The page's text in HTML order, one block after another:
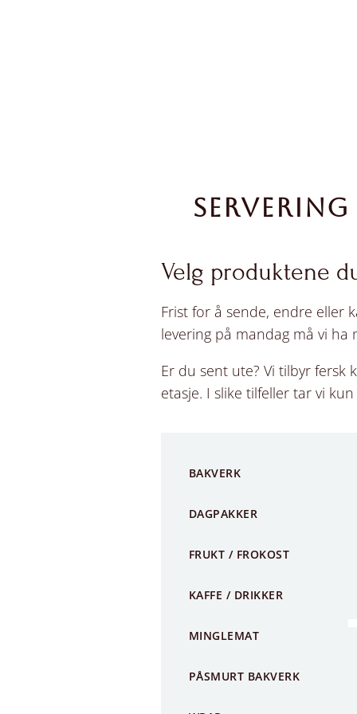
Velg produktene
Frist for å sende, endre eller
levering på mandag må vi
Er du sent ute? Vi tilbyr fersk
etasje. I slike tilfeller tar vi
BAKVERK
DAGPAKKER
FRUKT / FROKOST
KAFFE / DRIKKER
MINGLEMAT
PÅSMURT BAKVERK